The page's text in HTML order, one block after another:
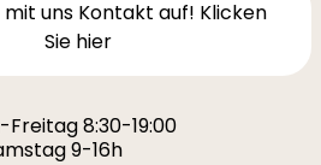
mit uns Kontakt auf! Klicken
Sie hier
8:30-19:00
9-16h